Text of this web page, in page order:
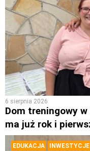
6 sierpnia 2026
Dom treningowy
ma już rok i
EDUKACJA INWESTYCJE